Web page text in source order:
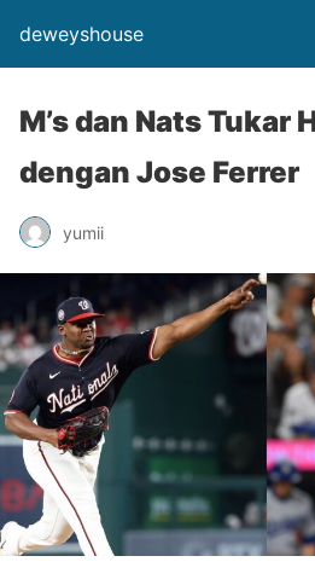
deweyshouse
M’s dan Nats Tukar
dengan Jose Ferrer
yumii